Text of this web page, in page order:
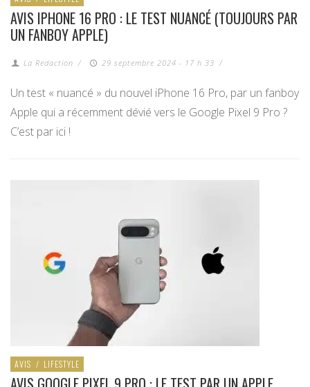
AVIS IPHONE 16 PRO : LE TEST NUANCÉ (TOUJOURS PAR
UN FANBOY APPLE)
La Redaction / 29 septembre 2024 - 17 h 33 /
Un test « nuancé » du nouvel iPhone 16 Pro, par un fanboy
Apple qui a récemment dévié vers le Google Pixel 9 Pro ?
C’est par ici !
AVIS / LIFESTYLE